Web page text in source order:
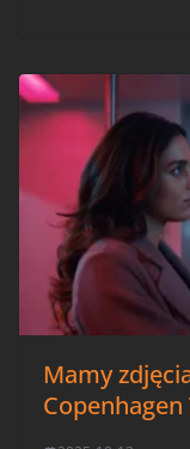
Mamy